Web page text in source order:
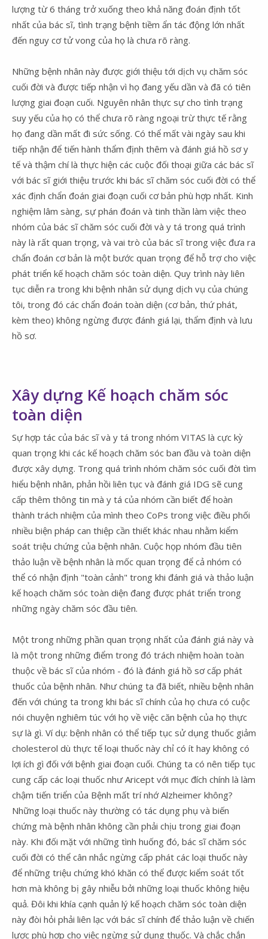
lượng từ 6 tháng trở xuống theo khả năng đoán định tốt
nhất của bác sĩ, tình trạng bệnh tiềm ẩn tác động lớn nhất
đến nguy cơ tử vong của họ là chưa rõ ràng.
Những bệnh nhân này được giới thiệu tới dịch vụ chăm sóc
cuối đời và được tiếp nhận vì họ đang yếu dần và đã có tiên
lượng giai đoạn cuối. Nguyên nhân thực sự cho tình trạng
suy yếu của họ có thể chưa rõ ràng ngoại trừ thực tế rằng
họ đang dần mất đi sức sống. Có thể mất vài ngày sau khi
tiếp nhận để tiến hành thẩm định thêm và đánh giá hồ sơ y
tế và thậm chí là thực hiện các cuộc đối thoại giữa các bác sĩ
với bác sĩ giới thiệu trước khi bác sĩ chăm sóc cuối đời có thể
xác định chẩn đoán giai đoạn cuối cơ bản phù hợp nhất. Kinh
nghiệm lâm sàng, sự phán đoán và tinh thần làm việc theo
nhóm của bác sĩ chăm sóc cuối đời và y tá trong quá trình
này là rất quan trọng, và vai trò của bác sĩ trong việc đưa ra
chẩn đoán cơ bản là một bước quan trọng để hỗ trợ cho việc
phát triển kế hoạch chăm sóc toàn diện. Quy trình này liên
tục diễn ra trong khi bệnh nhân sử dụng dịch vụ của chúng
tôi, trong đó các chẩn đoán toàn diện (cơ bản, thứ phát,
kèm theo) không ngừng được đánh giá lại, thẩm định và lưu
hồ sơ.
Xây dựng Kế hoạch chăm sóc
toàn diện
Sự hợp tác của bác sĩ và y tá trong nhóm VITAS là cực kỳ
quan trọng khi các kế hoạch chăm sóc ban đầu và toàn diện
được xây dựng. Trong quá trình nhóm chăm sóc cuối đời tìm
hiểu bệnh nhân, phản hồi liên tục và đánh giá IDG sẽ cung
cấp thêm thông tin mà y tá của nhóm cần biết để hoàn
thành trách nhiệm của mình theo CoPs trong việc điều phối
nhiều biện pháp can thiệp cần thiết khác nhau nhằm kiểm
soát triệu chứng của bệnh nhân. Cuộc họp nhóm đầu tiên
thảo luận về bệnh nhân là mốc quan trọng để cả nhóm có
thể có nhận định "toàn cảnh" trong khi đánh giá và thảo luận
kế hoạch chăm sóc toàn diện đang được phát triển trong
những ngày chăm sóc đầu tiên.
Một trong những phần quan trọng nhất của đánh giá này và
là một trong những điểm trong đó trách nhiệm hoàn toàn
thuộc về bác sĩ của nhóm - đó là đánh giá hồ sơ cấp phát
thuốc của bệnh nhân. Như chúng ta đã biết, nhiều bệnh nhân
đến với chúng ta trong khi bác sĩ chính của họ chưa có cuộc
nói chuyện nghiêm túc với họ về việc căn bệnh của họ thực
sự là gì. Ví dụ: bệnh nhân có thể tiếp tục sử dụng thuốc giảm
cholesterol dù thực tế loại thuốc này chỉ có ít hay không có
lợi ích gì đối với bệnh giai đoạn cuối. Chúng ta có nên tiếp tục
cung cấp các loại thuốc như Aricept với mục đích chính là làm
chậm tiến triển của Bệnh mất trí nhớ Alzheimer không?
Những loại thuốc này thường có tác dụng phụ và biến
chứng mà bệnh nhân không cần phải chịu trong giai đoạn
này. Khi đối mặt với những tình huống đó, bác sĩ chăm sóc
cuối đời có thể cân nhắc ngừng cấp phát các loại thuốc này
để những triệu chứng khó khăn có thể được kiểm soát tốt
hơn mà không bị gây nhiễu bởi những loại thuốc không hiệu
quả. Đôi khi khía cạnh quản lý kế hoạch chăm sóc toàn diện
này đòi hỏi phải liên lạc với bác sĩ chính để thảo luận về chiến
lược phù hợp cho việc ngừng sử dụng thuốc. Và chắc chắn